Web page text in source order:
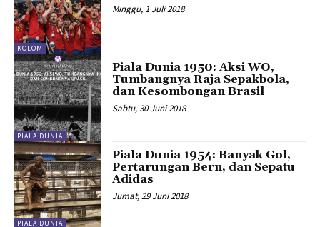
KOLOM
Minggu, 1 Juli 2018
PIALA DUNIA
Piala Dunia 1950: Aksi WO,
Tumbangnya Raja Sepakbola,
dan Kesombongan Brasil
Sabtu, 30 Juni 2018
PIALA DUNIA
Piala Dunia 1954: Banyak Gol,
Pertarungan Bern, dan Sepatu
Adidas
Jumat, 29 Juni 2018